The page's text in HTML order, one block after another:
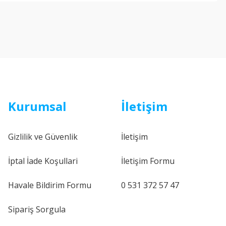
Kurumsal
Gizlilik ve Güvenlik
İptal İade Koşullari
Havale Bildirim Formu
Sipariş Sorgula
İletişim
İletişim
İletişim Formu
0 531 372 57 47